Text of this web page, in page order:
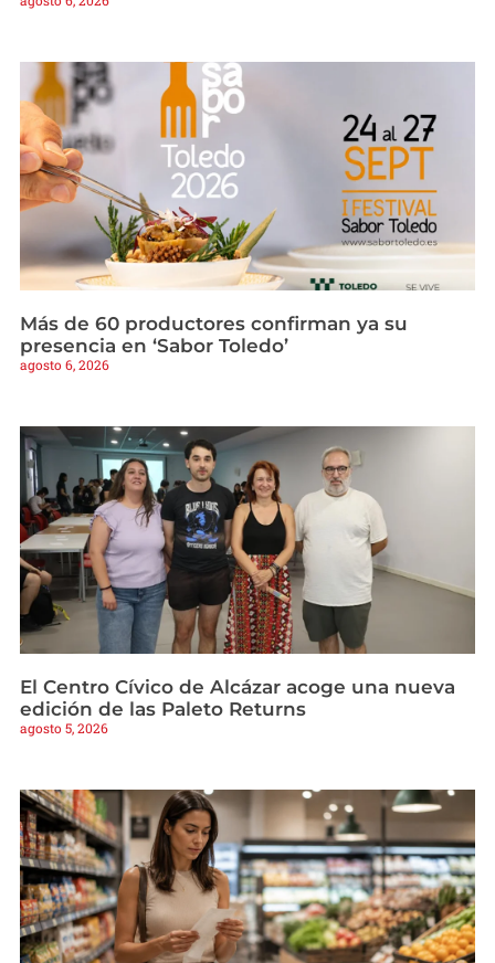
Más de 60 productores confirman ya su
presencia en ‘Sabor Toledo’
agosto 6, 2026
El Centro Cívico de Alcázar acoge una nueva
edición de las Paleto Returns
agosto 5, 2026